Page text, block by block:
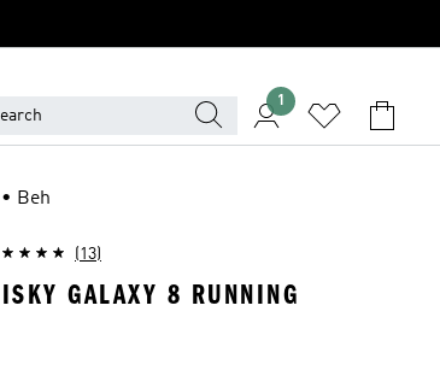
1
Beh
(13)
GALAXY 8 RUNNING